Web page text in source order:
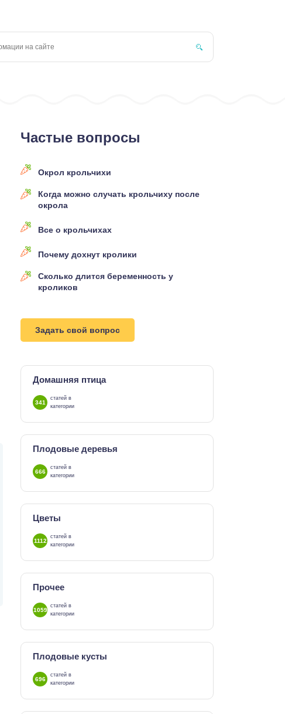
Частые вопросы
Окрол крольчихи
Когда можно случать крольчиху после
окрола
Все о крольчихах
Почему дохнут кролики
Сколько длится беременность у
кроликов
Задать свой вопрос
Домашняя птица
341
статей в
категории
Плодовые деревья
666
статей в
категории
Цветы
1112
статей в
категории
Прочее
1059
статей в
категории
Плодовые кусты
696
статей в
категории